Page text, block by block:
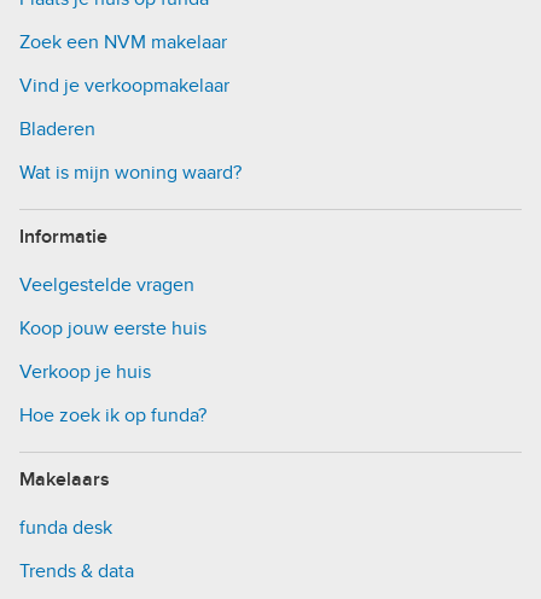
Zoek een NVM makelaar
Vind je verkoopmakelaar
Bladeren
Wat is mijn woning waard?
Informatie
Veelgestelde vragen
Koop jouw eerste huis
Verkoop je huis
Hoe zoek ik op funda?
Makelaars
funda desk
Trends & data